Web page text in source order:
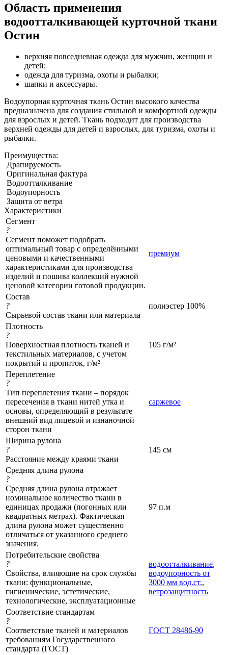
Область применения
водоотталкивающей курточной ткани
Остин
верхняя повседневная одежда для мужчин, женщин и
детей;
одежда для туризма, охоты и рыбалки;
шапки и аксессуары.
Водоупорная курточная ткань Остин высокого качества
предназначена для создания стильной и комфортной одежды
для взрослых и детей. Ткань подходит для производства
верхней одежды для детей и взрослых, для туризма, охоты и
рыбалки.
Преимущества:
Драпируемость
Оригинальная фактура
Водоотталкивание
Водоупорность
Защита от ветра
Характеристики
Сегмент
?
Сегмент поможет подобрать
оптимальный товар с определёнными
ценовыми и качественными
характеристиками для производства
изделий и пошива коллекций нужной
ценовой категории готовой продукции.
премиум
Состав
?
Сырьевой состав ткани или материала
полиэстер 100%
Плотность
?
Поверхностная плотность тканей и
текстильных материалов, с учетом
покрытий и пропиток, г/м²
105 г/м²
Переплетение
?
Тип переплетения ткани – порядок
пересечения в ткани нитей утка и
основы, определяющий в результате
внешний вид лицевой и изнаночной
сторон ткани
саржевое
Ширина рулона
?
Расстояние между краями ткани
145 см
Средняя длина рулона
?
Средняя длина рулона отражает
номинальное количество ткани в
единицах продажи (погонных или
квадратных метрах). Фактическая
длина рулона может существенно
отличаться от указанного среднего
значения.
97 п.м
Потребительские свойства
?
Свойства, влияющие на срок службы
ткани: функциональные,
гигиенические, эстетические,
технологические, эксплуатационные
водоотталкивание,
водоупорность от
3000 мм вод.ст.,
ветрозащитность
Соответствие стандартам
?
Соответствие тканей и материалов
требованиям Государственного
стандарта (ГОСТ)
ГОСТ 28486-90